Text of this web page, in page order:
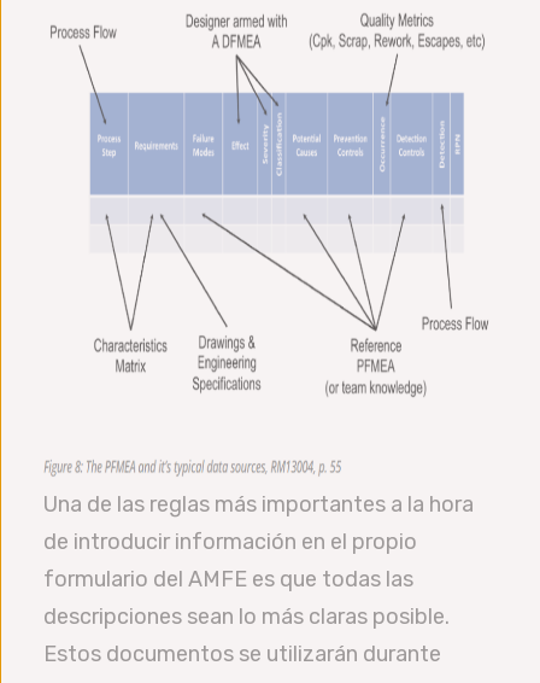
Una de las reglas más importantes a la hora
de introducir información en el propio
formulario del AMFE es que todas las
descripciones sean lo más claras posible.
Estos documentos se utilizarán durante